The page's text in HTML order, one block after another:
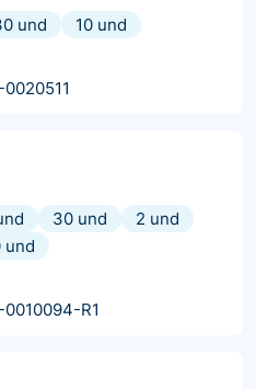
und
10 und
30 und
2 und
und
R1